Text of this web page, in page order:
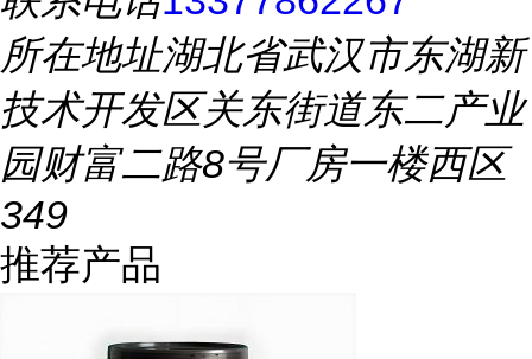
所在地址湖北省武汉市东湖新
技术开发区关东街道东二产业
园财富二路8号厂房一楼西区
349
推荐产品